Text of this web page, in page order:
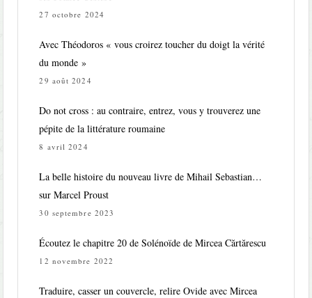
27 octobre 2024
Avec Théodoros « vous croirez toucher du doigt la vérité
du monde »
29 août 2024
Do not cross : au contraire, entrez, vous y trouverez une
pépite de la littérature roumaine
8 avril 2024
La belle histoire du nouveau livre de Mihail Sebastian…
sur Marcel Proust
30 septembre 2023
Écoutez le chapitre 20 de Solénoïde de Mircea Cărtărescu
12 novembre 2022
Traduire, casser un couvercle, relire Ovide avec Mircea